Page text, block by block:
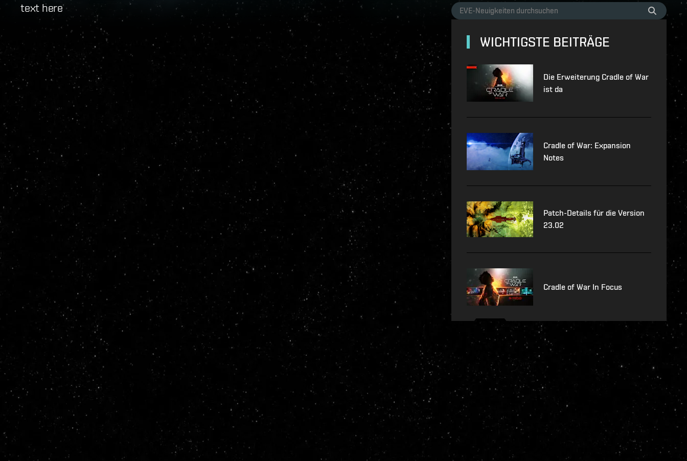
text here
WICHTIGSTE BEITRÄGE
Die Erweiterung Cradle of War
ist da
Cradle of War: Expansion
Notes
Patch-Details für die Version
23.02
Cradle of War In Focus